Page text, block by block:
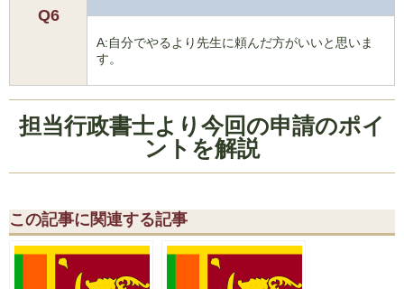
Q6
A:自分でやるより先生に頼んだ方がいいと思いま
す。
担当行政書士より今回の申請のポイ
ントを解説
この記事に関連する記事